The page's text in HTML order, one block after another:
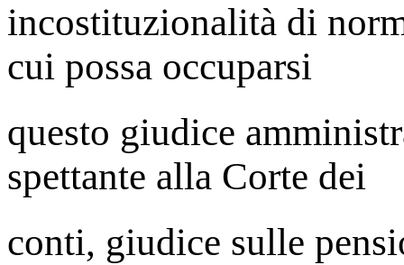
incostituzionalità di
cui possa occuparsi
questo giudice
spettante alla Corte dei
conti, giudice sulle